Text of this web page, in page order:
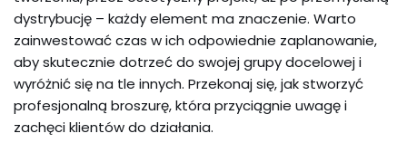
dystrybucję – każdy element ma znaczenie. Warto
zainwestować czas w ich odpowiednie zaplanowanie,
aby skutecznie dotrzeć do swojej grupy docelowej i
wyróżnić się na tle innych. Przekonaj się, jak stworzyć
profesjonalną broszurę, która przyciągnie uwagę i
zachęci klientów do działania.